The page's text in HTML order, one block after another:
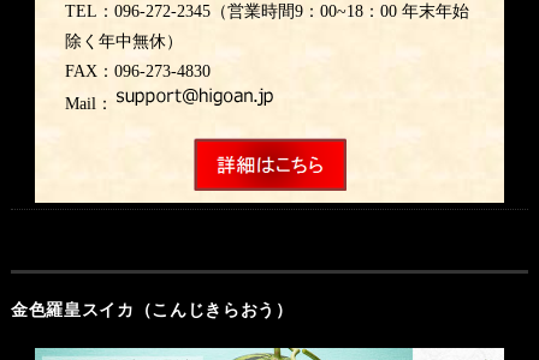
TEL：096-272-2345（営業時間9：00~18：00 年末年始
除く年中無休）
FAX：096-273-4830
Mail：
金色羅皇スイカ（こんじきらおう）